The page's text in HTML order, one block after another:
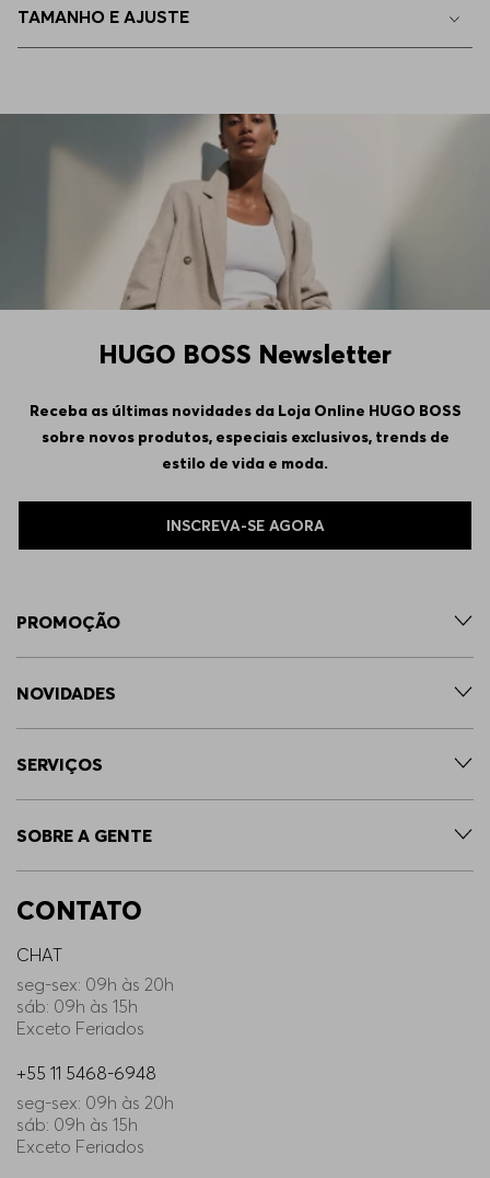
EP - XS Indisponível
4GG Indisponível
TAMANHO E AJUSTE
HUGO BOSS Newsletter
Receba as últimas novidades da Loja Online HUGO BOSS
sobre novos produtos, especiais exclusivos, trends de
estilo de vida e moda.
INSCREVA-SE AGORA
PROMOÇÃO
NOVIDADES
SERVIÇOS
SOBRE A GENTE
CONTATO
CHAT
seg-sex: 09h às 20h
sáb: 09h às 15h
Exceto Feriados
+55 11 5468-6948
seg-sex: 09h às 20h
sáb: 09h às 15h
Exceto Feriados